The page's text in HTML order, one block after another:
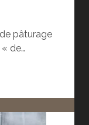
pâturage
de…